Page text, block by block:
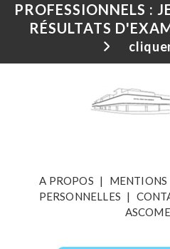
PROFESSIONNELS :
RÉSULTATS
A PROPOS | MENTIONS
PERSONNELLES |